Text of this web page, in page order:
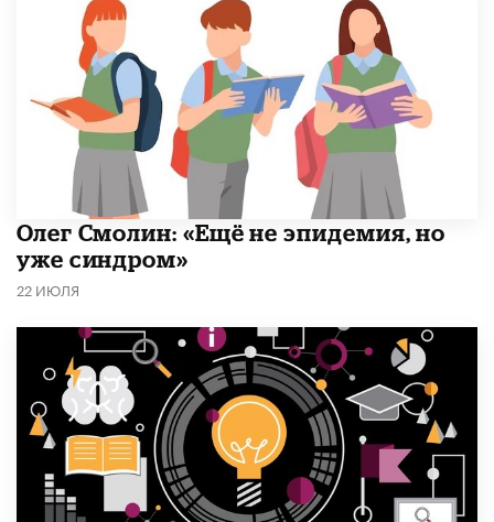
​Олег Смолин: «Ещё не эпидемия, но
уже синдром»
22 ИЮЛЯ